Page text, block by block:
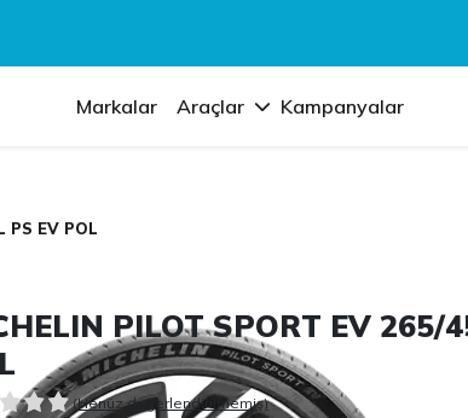
Markalar Araçlar Kampanyalar
PS EV POL
PILOT SPORT EV 265/
(Henüz değerlendirilmemiş)